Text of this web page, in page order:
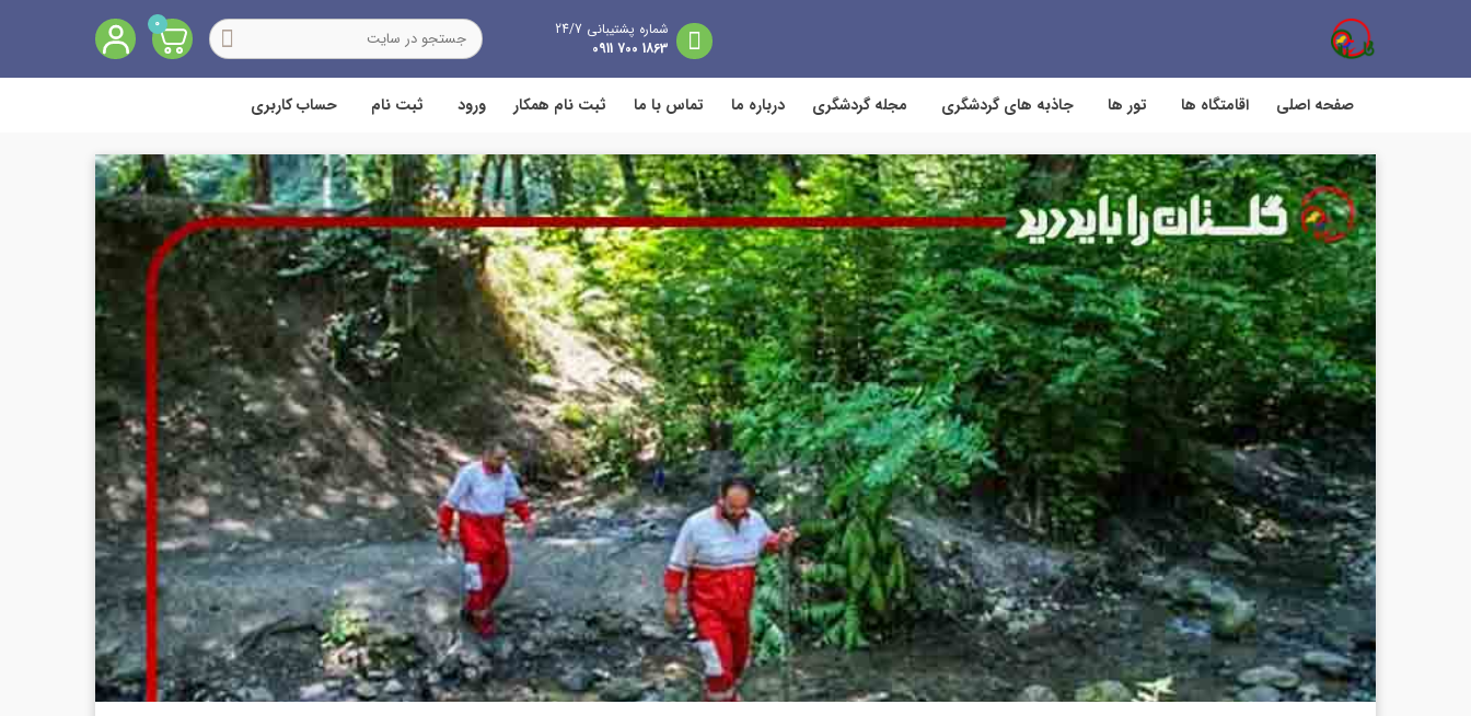
شماره پشتیبانی 24/7
1863 700 0911
0
صفحه اصلی اقامتگاه ها تور ها جاذبه های گردشگری مجله گردشگری درباره ما تماس با ما ثبت نام همکار ورود ثبت نام حساب کاربری